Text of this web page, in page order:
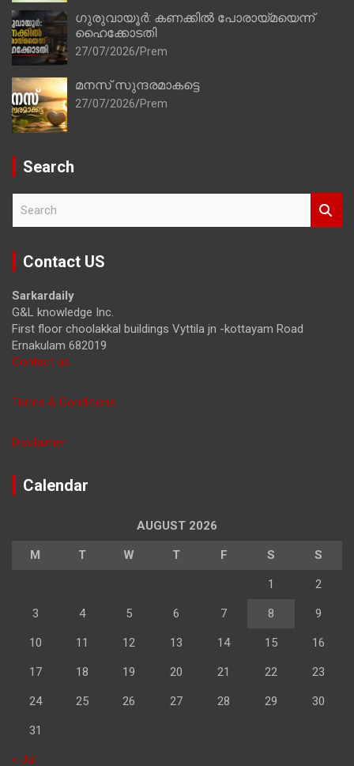
ഗുരുവായൂർ: കണക്കിൽ പോരായ്മയെന്ന്
ഹൈക്കോടതി
27/07/2026 Prem
മനസ് സുന്ദരമാകട്ടെ
27/07/2026 Prem
Search
r
Contact US
Sarkardaily
G&L knowledge Inc.
First floor choolakkal buildings Vyttila jn -kottayam Road
Ernakulam 682019
Contact us
Terms & Conditions
Disclaimer
Calendar
AUGUST 2026
M T W T F S S
1 2
3 4 5 6 7 8 9
10 11 12 13 14 15 16
17 18 19 20 21 22 23
24 25 26 27 28 29 30
31
« Jul